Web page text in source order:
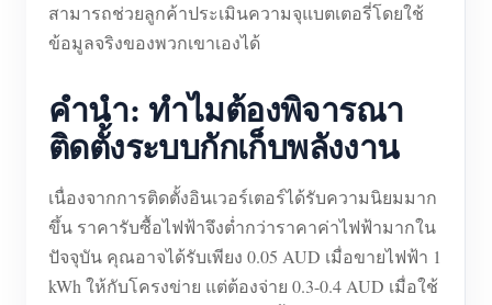
สามารถช่วยลูกค้าประเมินความจุแบตเตอรี่โดยใช้
ข้อมูลจริงของพวกเขาเองได้
คำนำ: ทำไมต้องพิจารณา
ติดตั้งระบบกักเก็บพลังงาน
เนื่องจากการติดตั้งอินเวอร์เตอร์ได้รับความนิยมมาก
ขึ้น ราคารับซื้อไฟฟ้าจึงต่ำกว่าราคาค่าไฟฟ้ามากใน
ปัจจุบัน คุณอาจได้รับเพียง 0.05 AUD เมื่อขายไฟฟ้า 1
kWh ให้กับโครงข่าย แต่ต้องจ่าย 0.3-0.4 AUD เมื่อใช้